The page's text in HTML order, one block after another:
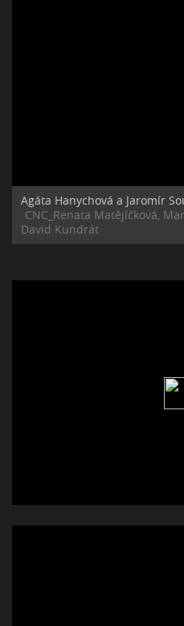
Agáta Hanychová a Jaromír
CNC_Renata Matějíčková,
David Kundrát